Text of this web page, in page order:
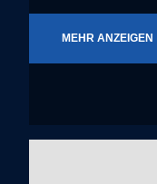
MEHR ANZEIGEN